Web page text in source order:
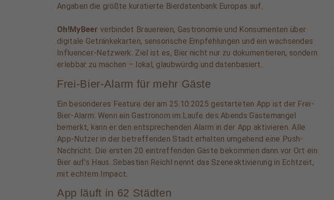
Angaben die größte kuratierte Bierdatenbank Europas auf.
Oh!MyBeer verbindet Brauereien, Gastronomie und Konsumenten über
digitale Getränkekarten, sensorische Empfehlungen und ein wachsendes
Influencer-Netzwerk. Ziel ist es, Bier nicht nur zu dokumentieren, sondern
erlebbar zu machen – lokal, glaubwürdig und datenbasiert.
Frei-Bier-Alarm für mehr Gäste
Ein besonderes Feature der am 25.10.2025 gestarteten App ist der Frei-
Bier-Alarm: Wenn ein Gastronom im Laufe des Abends Gästemangel
bemerkt, kann er den entsprechenden Alarm in der App aktivieren. Alle
App-Nutzer in der betreffenden Stadt erhalten umgehend eine Push-
Nachricht. Die ersten 20 eintreffenden Gäste bekommen dann vor Ort ein
Bier auf’s Haus. Sebastian Reichl nennt das Szeneaktivierung in Echtzeit,
mit echtem Impact.
App läuft in 62 Städten